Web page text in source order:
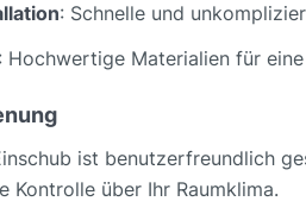
: Schnelle und
: Hochwertige Materialien für
ist benutzerfreundlich
Kontrolle über Ihr Raumklima.